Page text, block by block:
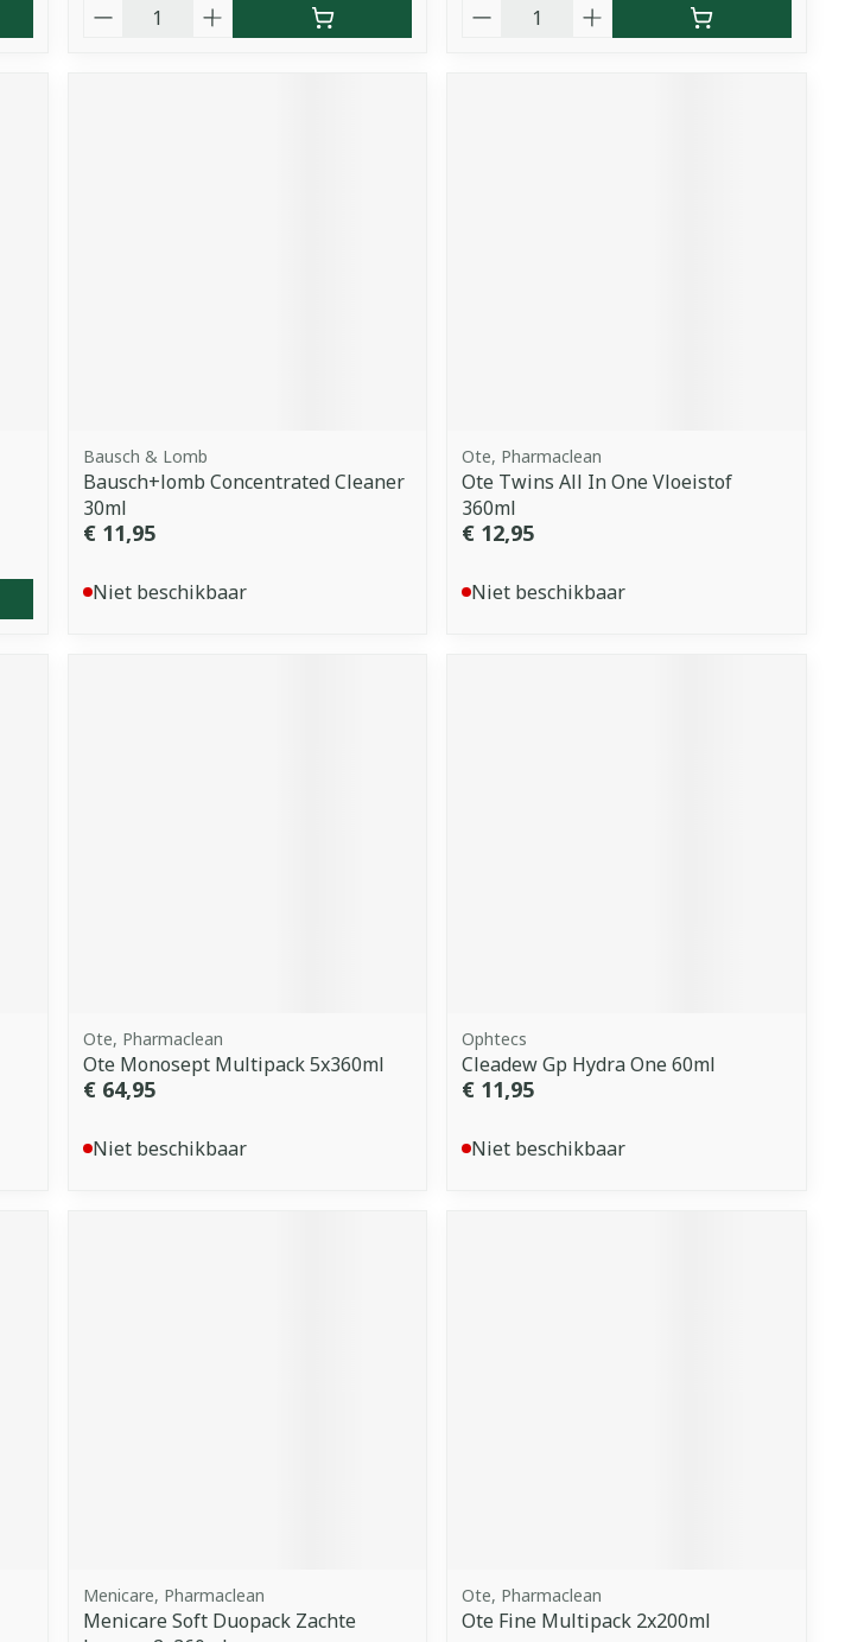
Bausch & Lomb
Bausch+lomb Concentrated Cleaner
30ml
€ 11,95
Niet beschikbaar
Ote, Pharmaclean
Ote Twins All In One Vloeistof
360ml
€ 12,95
Niet beschikbaar
Ote, Pharmaclean
Ote Monosept Multipack 5x360ml
€ 64,95
Niet beschikbaar
Ophtecs
Cleadew Gp Hydra One 60ml
€ 11,95
Niet beschikbaar
Menicare, Pharmaclean
Menicare Soft Duopack Zachte
Ote, Pharmaclean
Ote Fine Multipack 2x200ml